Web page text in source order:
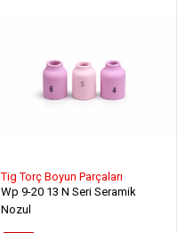
Tig Torç Boyun Parçaları
Wp 9-20 13 N Seri Seramik
Nozul